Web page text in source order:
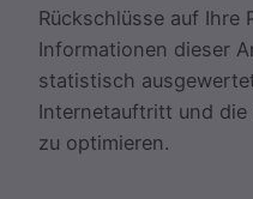
Rückschlüsse auf Ihre
Informationen dieser
statistisch
Internetauftritt und
zu optimieren.